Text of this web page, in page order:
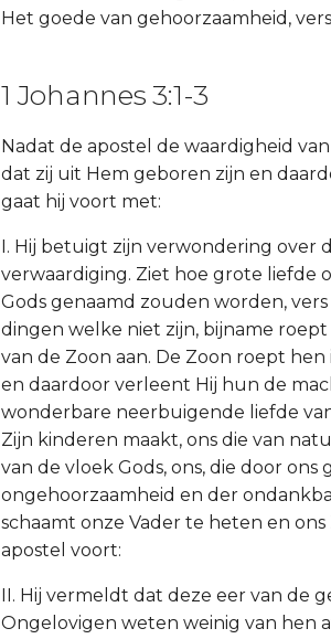
Het goede van gehoorzaamheid,
1 Johannes 3:1-3
Nadat de apostel de waardigheid
dat zij uit Hem geboren zijn en
gaat hij voort met:
I. Hij betuigt zijn verwondering over
verwaardiging. Ziet hoe grote liefde
Gods genaamd zouden worden,
dingen welke niet zijn, bijname
van de Zoon aan. De Zoon roept
en daardoor verleent Hij hun de
wonderbare neerbuigende liefde
Zijn kinderen maakt, ons die van
van de vloek Gods, ons, die door
ongehoorzaamheid en der
schaamt onze Vader te heten en
apostel voort:
II. Hij vermeldt dat deze eer van de
Ongelovigen weten weinig van hen